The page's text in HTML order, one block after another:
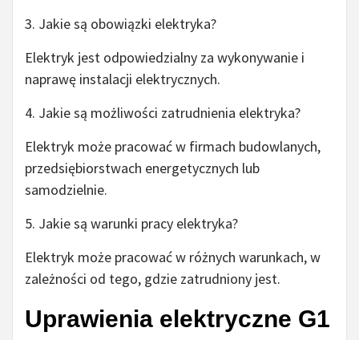
3. Jakie są obowiązki elektryka?
Elektryk jest odpowiedzialny za wykonywanie i
naprawę instalacji elektrycznych.
4. Jakie są możliwości zatrudnienia elektryka?
Elektryk może pracować w firmach budowlanych,
przedsiębiorstwach energetycznych lub
samodzielnie.
5. Jakie są warunki pracy elektryka?
Elektryk może pracować w różnych warunkach, w
zależności od tego, gdzie zatrudniony jest.
Uprawienia elektryczne G1